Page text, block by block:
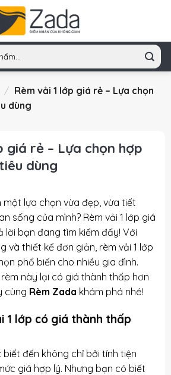
/ Rèm vải 1 lớp giá rẻ – Lựa chọn
dùng
giá rẻ – Lựa chọn hợp
dùng
một lựa chọn vừa đẹp, vừa tiết
sống của mình? Rèm vải 1 lớp giá
lời bạn đang tìm kiếm đấy! Với
và thiết kế đơn giản, rèm vải 1 lớp
phổ biến cho nhiều gia đình.
này lại có giá thành thấp hơn
cùng Rèm Zada khám phá nhé!
1 lớp có giá thành thấp
biết đến không chỉ bởi tính tiện
giá hợp lý. Nhưng bạn có biết